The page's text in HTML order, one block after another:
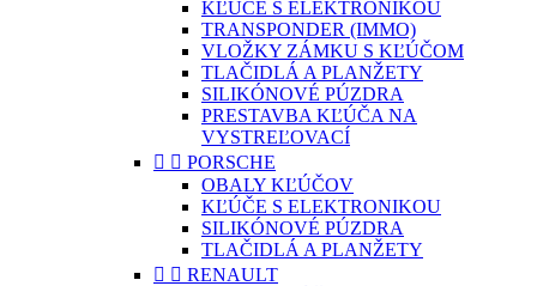
KĽÚČE S ELEKTRONIKOU
TRANSPONDER (IMMO)
VLOŽKY ZÁMKU S KĽÚČOM
TLAČIDLÁ A PLANŽETY
SILIKÓNOVÉ PÚZDRA
PRESTAVBA KĽÚČA NA
VYSTREĽOVACÍ
  PORSCHE
OBALY KĽÚČOV
KĽÚČE S ELEKTRONIKOU
SILIKÓNOVÉ PÚZDRA
TLAČIDLÁ A PLANŽETY
  RENAULT